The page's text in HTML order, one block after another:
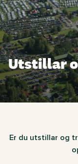
Utstillar
Er du utstillar og